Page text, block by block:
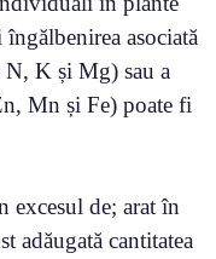
asociată
N, K și Mg) sau a
Mn și Fe) poate fi
excesul de; arat în
adăugată cantitatea